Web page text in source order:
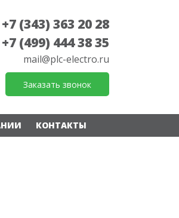
+7 (343) 363 20 28
+7 (499) 444 38 35
mail@plc-electro.ru
Заказать звонок
КОНТАКТЫ